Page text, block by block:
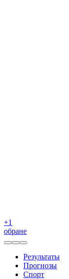
+1
обране
Результаты
Прогнозы
Спорт